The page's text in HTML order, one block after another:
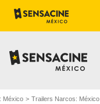
México Trailers Narcos: México